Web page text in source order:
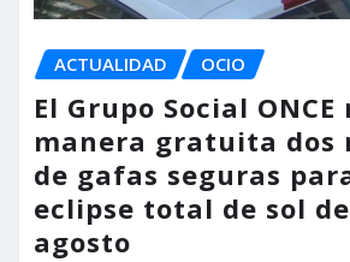
ACTUALIDAD OCIO
El Grupo Social
manera gratuita dos
de gafas seguras
eclipse total de sol
agosto